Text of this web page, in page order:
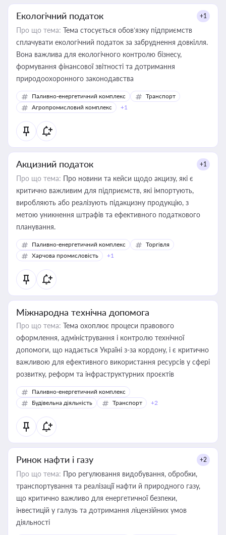
Екологічний податок +1
Про що тема: Тема стосується обов’язку підприємств
сплачувати екологічний податок за забруднення довкілля.
Вона важлива для екологічного контролю бізнесу,
формування фінансової звітності та дотримання
природоохоронного законодавства
Паливно-енергетичний комплекс
Транспорт
Агропромисловий комплекс
+1
Акцизний податок +1
Про що тема: Про новини та кейси щодо акцизу, які є
критично важливим для підприємств, які імпортують,
виробляють або реалізують підакцизну продукцію, з
метою уникнення штрафів та ефективного податкового
планування.
Паливно-енергетичний комплекс
Торгівля
Харчова промисловість
+1
Міжнародна технічна допомога
Про що тема: Тема охоплює процеси правового
оформлення, адміністрування і контролю технічної
допомоги, що надається Україні з-за кордону, і є критично
важливою для ефективного використання ресурсів у сфері
розвитку, реформ та інфраструктурних проєктів
Паливно-енергетичний комплекс
Будівельна діяльність
Транспорт +2
Ринок нафти і газу +2
Про що тема: Про регулювання видобування, обробки,
транспортування та реалізації нафти й природного газу,
що критично важливо для енергетичної безпеки,
інвестицій у галузь та дотримання ліцензійних умов
діяльності